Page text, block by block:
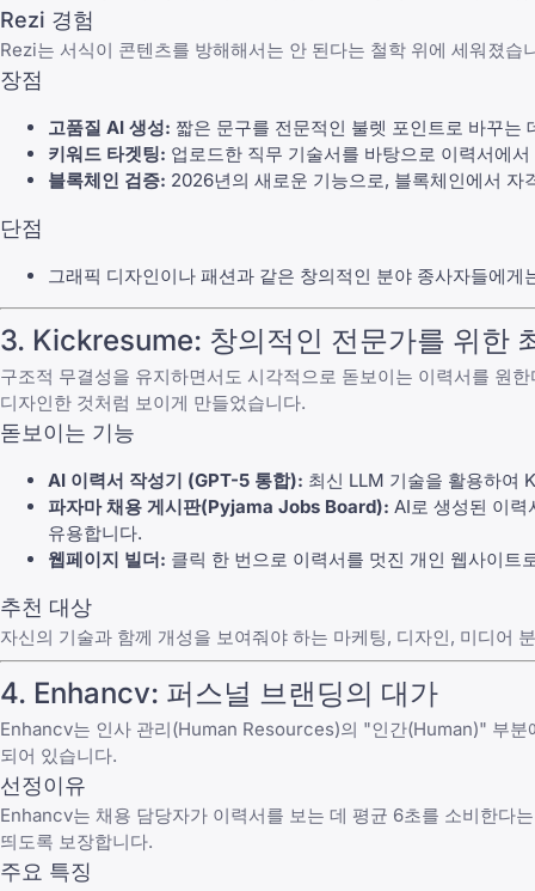
Rezi 경험
Rezi는 서식이 콘텐츠를 방해해서는 안 된다는 철학 위에 세워졌
장점
고품질 AI 생성: 짧은 문구를 전문적인 불렛 포인트로 바꾸는
키워드 타겟팅: 업로드한 직무 기술서를 바탕으로 이력서에
블록체인 검증: 2026년의 새로운 기능으로, 블록체인에서
단점
그래픽 디자인이나 패션과 같은 창의적인 분야 종사자들에
3. Kickresume: 창의적인 전문가를 위한
구조적 무결성을 유지하면서도 시각적으로 돋보이는 이력서를 원
디자인한 것처럼 보이게 만들었습니다.
돋보이는 기능
AI 이력서 작성기 (GPT-5 통합): 최신 LLM 기술을 활용하여
파자마 채용 게시판(Pyjama Jobs Board): AI로 생성된 이
유용합니다.
웹페이지 빌더: 클릭 한 번으로 이력서를 멋진 개인 웹사이트
추천 대상
자신의 기술과 함께 개성을 보여줘야 하는 마케팅, 디자인, 미디어
4. Enhancv: 퍼스널 브랜딩의 대가
Enhancv는 인사 관리(Human Resources)의 "인간(Human)" 부분
되어 있습니다.
선정이유
Enhancv는 채용 담당자가 이력서를 보는 데 평균 6초를 소비한다
띄도록 보장합니다.
주요 특징